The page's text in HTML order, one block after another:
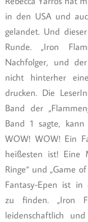
in den USA und
gelandet. Und
Runde. „Iron
Nachfolger, und
nicht hinterher
drucken. Die
Band der
Band 1 sagte,
WOW! WOW! Ein
heißesten ist! Eine
Ringe“ und „Game
Fantasy-Epen ist in
zu finden. „Iron
leidenschaftlich